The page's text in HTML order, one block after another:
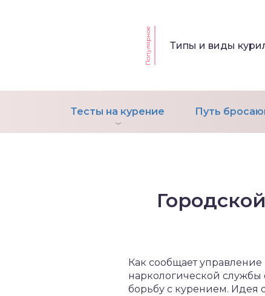
Популярное Типы и виды
Тесты на курение Путь
Как сообщает
наркологической службы
борьбу с курением.
поведения